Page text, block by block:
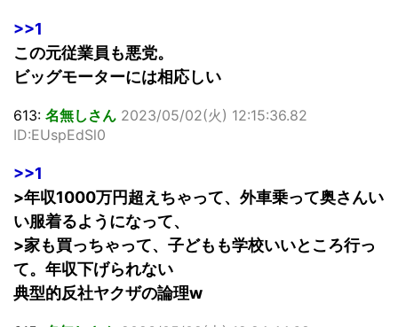
>>1
この元従業員も悪党。
ビッグモーターには相応しい
613: 名無しさん 2023/05/02(火) 12:15:36.82
ID:EUspEdSl0
>>1
>年収1000万円超えちゃって、外車乗って奥さんい
い服着るようになって、
>家も買っちゃって、子どもも学校いいところ行っ
て。年収下げられない
典型的反社ヤクザの論理w